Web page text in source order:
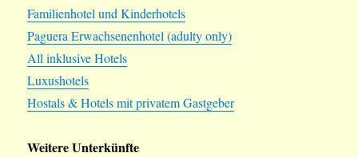
Familienhotel und Kinderhotels
Paguera Erwachsenenhotel (adulty only)
All inklusive Hotels
Luxushotels
Hostals & Hotels mit privatem Gastgeber
Weitere Unterkünfte